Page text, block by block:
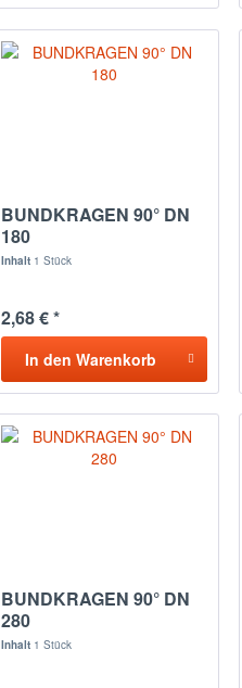
BUNDKRAGEN 90° DN
180
Inhalt 1 Stück
2,68 € *
In den Warenkorb
BUNDKRAGEN 90° DN
280
Inhalt 1 Stück